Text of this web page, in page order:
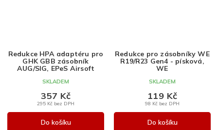
Redukce HPA adaptéru pro
GHK GBB zásobník
AUG/SIG, EPeS Airsoft
SKLADEM
295 Kč bez DPH
357 Kč
Do košíku
Redukce pro zásobníky WE
R19/R23 Gen4 - písková,
WE
SKLADEM
98 Kč bez DPH
119 Kč
Do košíku